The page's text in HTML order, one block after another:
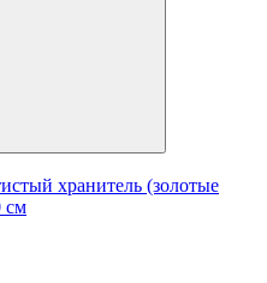
хранитель (золотые
см